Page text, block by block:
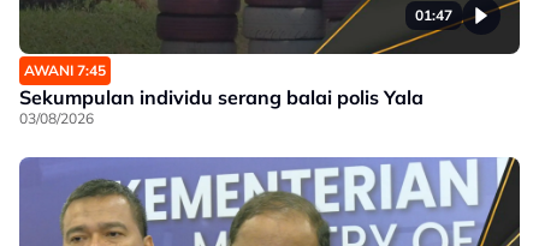
01:47
AWANI 7:45
Sekumpulan individu serang balai polis Yala
03/08/2026